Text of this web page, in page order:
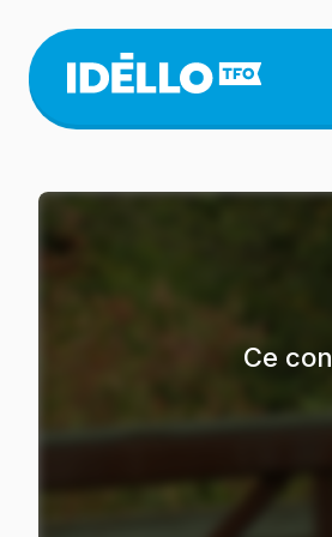
contenu
principal
Ce